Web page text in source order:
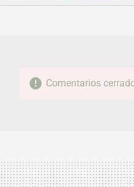
FACEBOOKTWITTERFLIPBOARD
E-
Comentarios